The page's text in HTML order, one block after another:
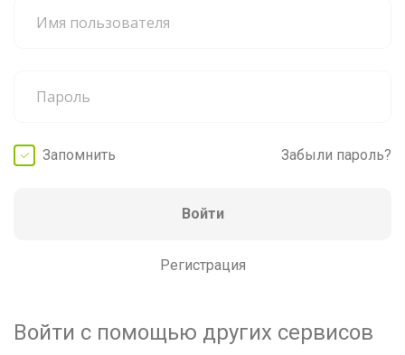
Запомнить Забыли пароль?
Войти
Регистрация
Войти с помощью других сервисов